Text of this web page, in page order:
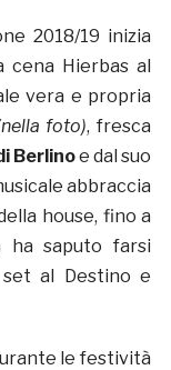
2018/19 inizia
cena Hierbas al
vera e propria
foto), fresca
Berlinoe dal suo
abbraccia
house, fino a
ha saputo farsi
al Destino e
le festività